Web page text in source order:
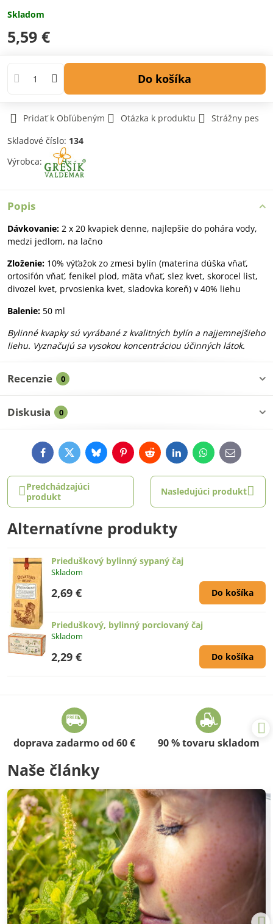
Skladom
5,59 €
Do košíka
Pridať k Obľúbeným Otázka k produktu
Strážny pes
Skladové číslo: 134
Výrobca:
Popis
Dávkovanie: 2 x 20 kvapiek denne, najlepšie do pohára vody,
medzi jedlom, na lačno
Zloženie: 10% výťažok zo zmesi bylín (materina dúška vňať,
ortosifón vňať, fenikel plod, mäta vňať, slez kvet, skorocel list,
divozel kvet, prvosienka kvet, sladovka koreň) v 40% liehu
Balenie: 50 ml
Bylinné kvapky sú vyrábané z kvalitných bylín a najjemnejšieho
liehu. Vyznačujú sa vysokou koncentráciou účinných látok.
Recenzie 0
Diskusia 0
FacebookTwitterBlueskyPinterestRedditLinkedInWhatsApp
E-
mail
Predchádzajúci
produkt
Nasledujúci produkt
Alternatívne produkty
Prieduškový bylinný sypaný čaj
Skladom
2,69 € Do košíka
Prieduškový, bylinný porciovaný čaj
Skladom
2,29 € Do košíka
doprava zadarmo od 60 € 90 % tovaru skladom
Naše články